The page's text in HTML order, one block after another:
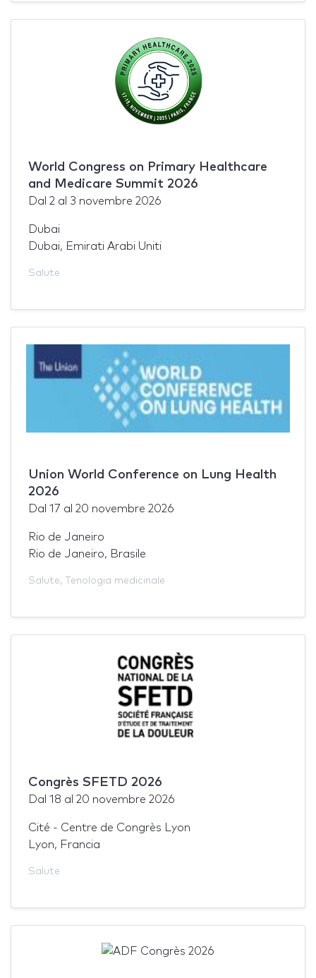
World Congress on Primary Healthcare
and Medicare Summit 2026
Dal 2 al 3 novembre 2026
Dubai
Dubai, Emirati Arabi Uniti
Salute
Union World Conference on Lung Health
2026
Dal 17 al 20 novembre 2026
Rio de Janeiro
Rio de Janeiro, Brasile
Salute, Tenologia medicinale
Congrès SFETD 2026
Dal 18 al 20 novembre 2026
Cité - Centre de Congrès Lyon
Lyon, Francia
Salute